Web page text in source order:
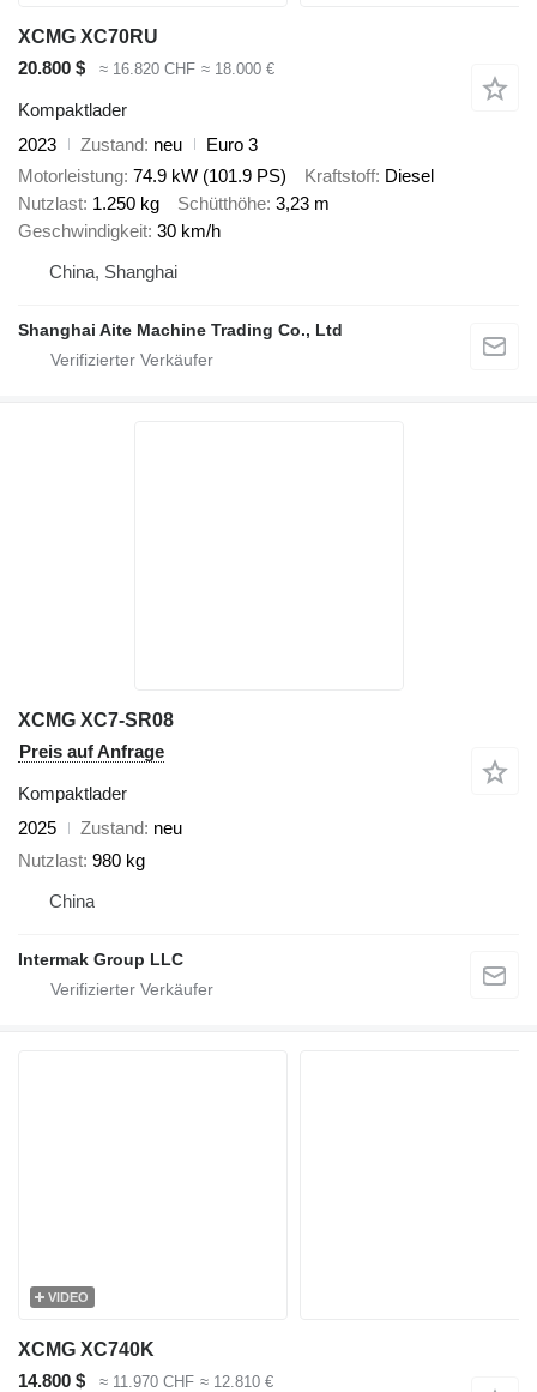
XCMG XC70RU
20.800 $
≈ 16.820 CHF ≈ 18.000 €
Kompaktlader
2023
Zustand neu
Euro 3
Motorleistung 74.9 kW (101.9 PS) Kraftstoff Diesel
Nutzlast 1.250 kg Schütthöhe 3,23 m
Geschwindigkeit 30 km/h
China, Shanghai
Shanghai Aite Machine Trading Co., Ltd
XCMG XC7-SR08
Preis auf Anfrage
Kompaktlader
2025
Zustand neu
Nutzlast 980 kg
China
Intermak Group LLC
VIDEO
XCMG XC740K
14.800 $
≈ 11.970 CHF ≈ 12.810 €